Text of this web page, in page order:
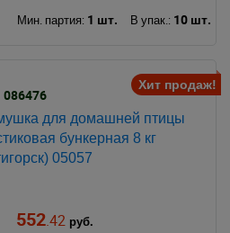
Мин. партия: 1 шт. В упак.: 10 шт.
Хит продаж!
086476
для домашней птицы
бункерная 8 кг
05057
552.42 руб.